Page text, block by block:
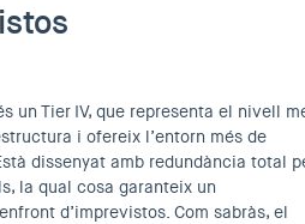
un Tier IV, que representa el nivell
i ofereix l’entorn més de
dissenyat amb redundància total
la qual cosa garanteix un
d’imprevistos. Com sabràs, el